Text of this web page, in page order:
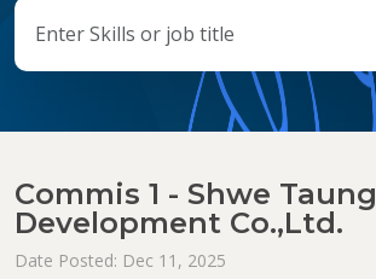
Commis 1 - Shwe Taung
Development Co.,Ltd.
Date Posted: Dec 11, 2025